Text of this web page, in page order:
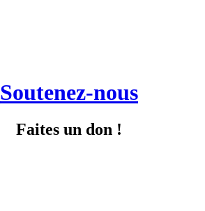
Soutenez-nous
Faites un don !